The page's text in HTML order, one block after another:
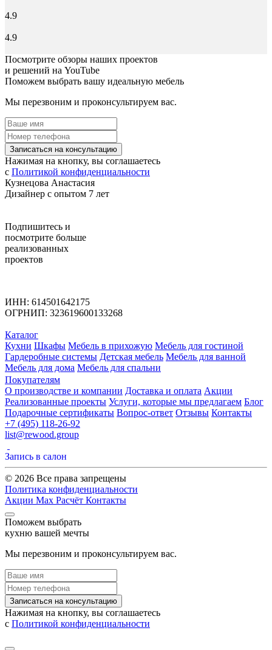
4.9
4.9
Посмотрите обзоры наших проектов
и решений на YouTube
Поможем выбрать вашу идеальную мебель
Мы перезвоним и проконсультируем вас.
Записаться на консультацию
Нажимая на кнопку, вы соглашаетесь
с Политикой конфиденциальности
Кузнецова Анастасия
Дизайнер с опытом 7 лет
Подпишитесь и
посмотрите больше
реализованных
проектов
ИНН: 614501642175
ОГРНИП: 323619600133268
Каталог
Кухни Шкафы Мебель в прихожую Мебель для гостиной
Гардеробные системы Детская мебель Мебель для ванной
Мебель для дома Мебель для спальни
Покупателям
О производстве и компании Доставка и оплата Акции
Реализованные проекты Услуги, которые мы предлагаем Блог
Подарочные сертификаты Вопрос-ответ Отзывы Контакты
+7 (495) 118-26-92
list@rewood.group
Запись в салон
© 2026 Все права запрещены
Политика конфиденциальности
Акции Max Расчёт Контакты
Поможем выбрать
кухню вашей мечты
Мы перезвоним и проконсультируем вас.
Записаться на консультацию
Нажимая на кнопку, вы соглашаетесь
с Политикой конфиденциальности